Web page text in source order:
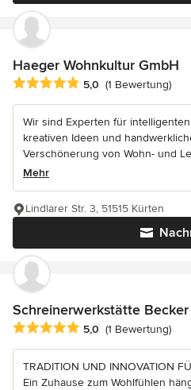
Haeger Wohnkultur GmbH
Durchschnittliche Bewertung: 5
5,0 (1 Bewertung)
Wir sind Experten für
kreativen Ideen und
Verschönerung von Wohn- und
Mehr
Lindlarer Str. 3, 51515 Kürten
Schreinerwerkstätte Becker
Durchschnittliche Bewertung: 5
5,0 (1 Bewertung)
TRADITION UND INNOVATION
Ein Zuhause zum Wohlfühlen